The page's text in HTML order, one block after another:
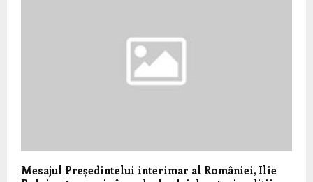
Mesajul Președintelui interimar al României, Ilie